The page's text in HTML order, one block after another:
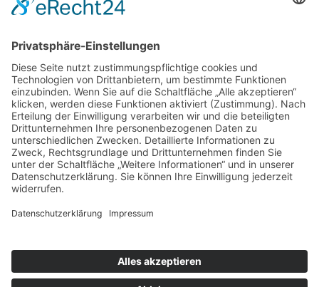
Potsdamer Yacht Club e. V.
14109 Berlin
Tel: +49 30 805 35 58
KONTAKT|IMPRESSUM|DATENSCHUTZ